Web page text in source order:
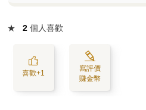
★ 2 個人喜歡
喜歡+1
寫評價
賺金幣